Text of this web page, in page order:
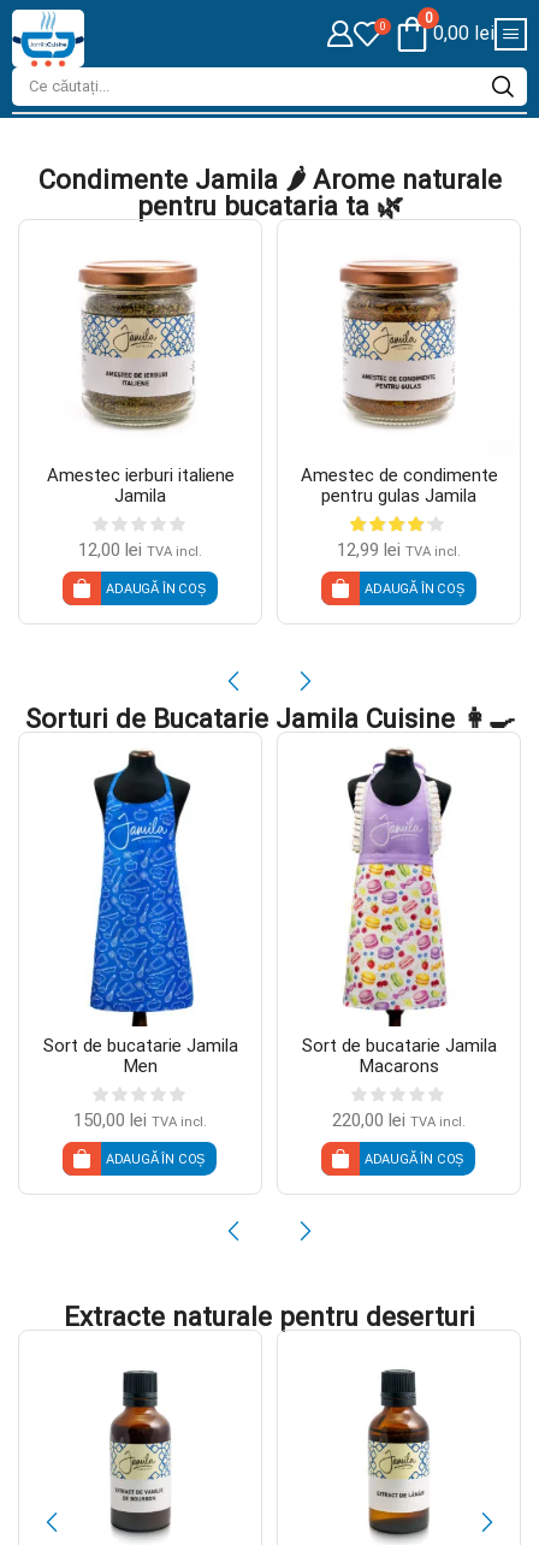
0
0
0,00 lei
Condimente Jamila 🌶️ Arome naturale
pentru bucataria ta 🌿
Amestec ierburi italiene
Jamila
12,00 lei TVA incl.
ADAUGĂ ÎN COȘ
Amestec de condimente
pentru gulas Jamila
12,99 lei TVA incl.
ADAUGĂ ÎN COȘ
Sorturi de Bucatarie Jamila Cuisine 👩‍🍳
Sort de bucatarie Jamila
Men
150,00 lei TVA incl.
ADAUGĂ ÎN COȘ
Sort de bucatarie Jamila
Macarons
220,00 lei TVA incl.
ADAUGĂ ÎN COȘ
Extracte naturale pentru deserturi